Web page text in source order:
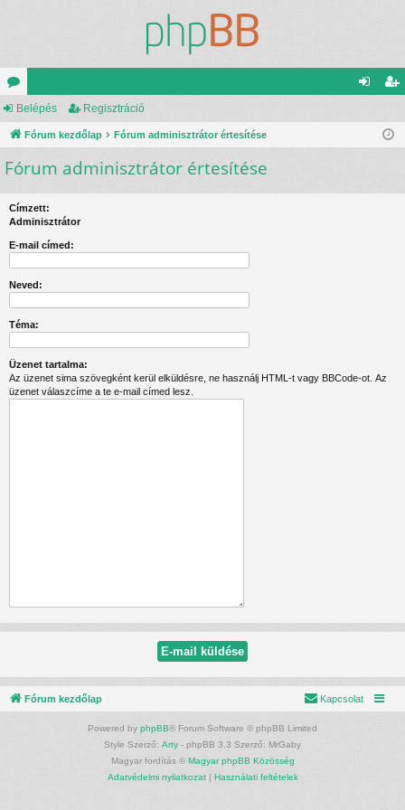
ór
u
m
is
Belépés Regisztráció
Fórum kezdőlap Fórum adminisztrátor értesítése
Fórum adminisztrátor értesítése
Címzett:
Adminisztrátor
E-mail címed:
Neved:
Téma:
Üzenet tartalma:
Az üzenet sima szövegként kerül elküldésre, ne használj HTML-t vagy BBCode-ot. Az
üzenet válaszcíme a te e-mail címed lesz.
Fórum kezdőlap Kapcsolat
Powered by phpBB® Forum Software © phpBB Limited
Style Szerző: Arty - phpBB 3.3 Szerző: MrGaby
Magyar fordítás © Magyar phpBB Közösség
Adatvédelmi nyilatkozat| Használati feltételek